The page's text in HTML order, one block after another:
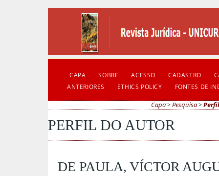
CAPA SOBRE ACESSO CADASTRO
ANTERIORES
ETHICS POLICY FONTES DE
Capa>Pesquisa>
PERFIL DO AUTOR
DE PAULA, VÍCTOR